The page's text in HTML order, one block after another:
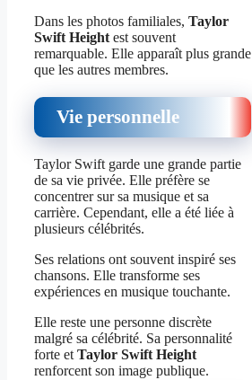
Dans les photos familiales, Taylor
Swift Height est souvent
remarquable. Elle apparaît plus grande
que les autres membres.
Vie personnelle
Taylor Swift garde une grande partie
de sa vie privée. Elle préfère se
concentrer sur sa musique et sa
carrière. Cependant, elle a été liée à
plusieurs célébrités.
Ses relations ont souvent inspiré ses
chansons. Elle transforme ses
expériences en musique touchante.
Elle reste une personne discrète
malgré sa célébrité. Sa personnalité
forte et Taylor Swift Height
renforcent son image publique.